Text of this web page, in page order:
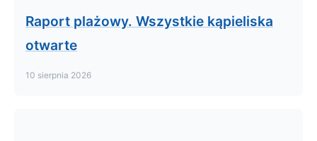
Raport plażowy. Wszystkie kąpieliska
otwarte
10 sierpnia 2026